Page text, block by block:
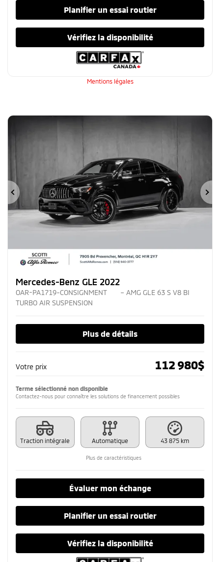
Planifier un essai routier
Vérifiez la disponibilité
Mentions légales
Précédent
Mercedes-Benz GLE 2022
OAR-PA1719-CONSIGNMENT
– AMG GLE 63 S V8 BI
TURBO AIR SUSPENSION
Plus de détails
Votre prix 112 980$
Terme sélectionné non disponible
Contactez-nous pour connaître les solutions de financement possibles
Traction intégrale Automatique 43 875 km
Plus de caractéristiques
Évaluer mon échange
Planifier un essai routier
Vérifiez la disponibilité